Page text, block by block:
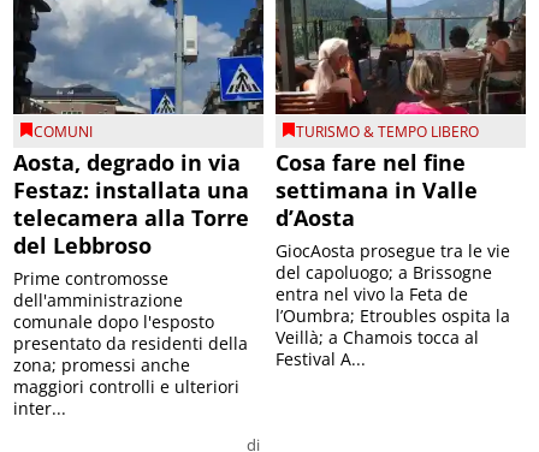
COMUNI
Aosta, degrado in via
Festaz: installata una
telecamera alla Torre
del Lebbroso
di
Prime contromosse
dell'amministrazione
comunale dopo l'esposto
presentato da residenti della
zona; promessi anche
maggiori controlli e ulteriori
inter...
TURISMO & TEMPO LIBERO
Cosa fare nel fine
settimana in Valle
d’Aosta
GiocAosta prosegue tra le vie
del capoluogo; a Brissogne
entra nel vivo la Feta de
l’Oumbra; Etroubles ospita la
Veillà; a Chamois tocca al
Festival A...